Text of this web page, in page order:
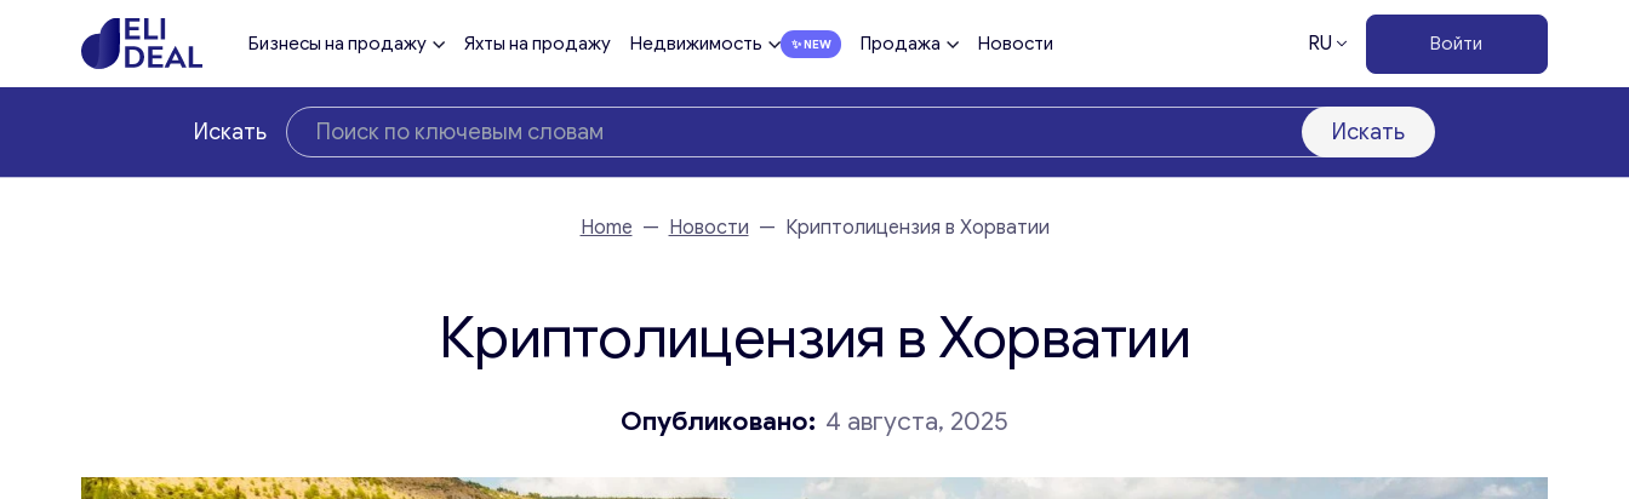
Бизнесы на продажу Яхты на продажу Недвижимость Продажа Новости RU Войти
Искать Искать
Home — Новости — Криптолицензия в Хорватии
Криптолицензия в Хорватии
Опубликовано: 4 августа, 2025